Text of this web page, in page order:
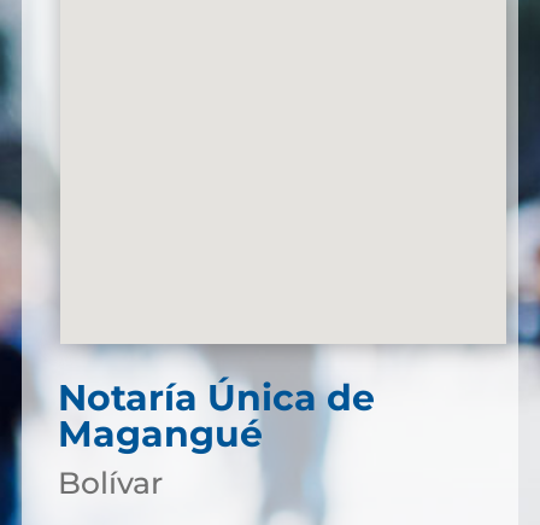
Notaría Única de
Magangué
Bolívar